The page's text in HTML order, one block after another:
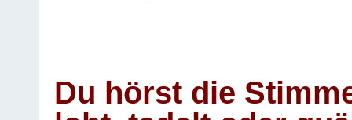
Du hörst die